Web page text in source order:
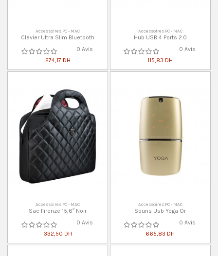
Accessoires PC - MAC
Clavier Ultra Slim Bluetooth
0 Avis
274,17 DH
Accessoires PC - MAC
Hub USB 4 Ports 2.0
0 Avis
115,83 DH
Accessoires PC - MAC
Sac Firenze 15,6″ Noir
0 Avis
332,50 DH
Accessoires PC - MAC
Souris Usb Yoga Or
0 Avis
665,83 DH